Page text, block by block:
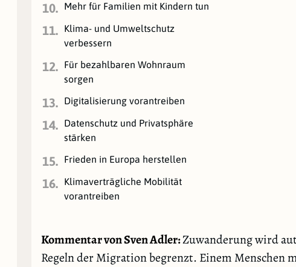
10. Mehr für Familien mit Kindern tun
11.
Klima- und Umweltschutz
verbessern
12.
Für bezahlbaren Wohnraum
sorgen
13. Digitalisierung vorantreiben
14.
Datenschutz und Privatsphäre
stärken
15. Frieden in Europa herstellen
16.
Klimaverträgliche Mobilität
vorantreiben
Kommentar von Sven Adler:Zuwanderung wird
Regeln der Migration begrenzt. Einem Menschen